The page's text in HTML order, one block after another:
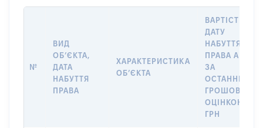
№
ВИД
ОБʼЄКТА,
ДАТА
НАБУТТЯ
ПРАВА
ХАРАКТЕРИСТИКА
ОБʼЄКТА
ВАРТІСТЬ НА
ДАТУ
НАБУТТЯ
ПРАВА АБО
ЗА
ОСТАННЬОЮ
ГРОШОВОЮ
ОЦІНКОЮ,
ГРН